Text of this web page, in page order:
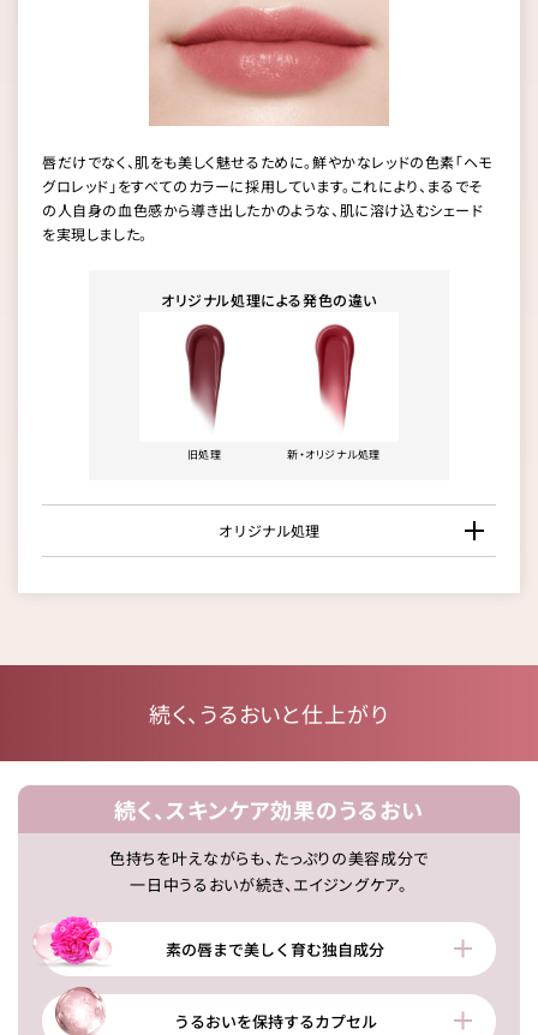
唇だけでなく、肌をも美しく魅せるために。鮮やかなレッドの色素「ヘモ
グロレッド」をすべてのカラーに採用しています。これにより、まるでそ
の人自身の血色感から導き出したかのような、肌に溶け込むシェード
を実現しました。
オリジナル処理による発色の違い
旧処理 新・オリジナル処理
オリジナル処理
続く、うるおいと仕上がり
続く、スキンケア効果のうるおい
色持ちを叶えながらも、たっぷりの美容成分で
一日中うるおいが続き、エイジングケア。
素の唇まで美しく育む独自成分
うるおいを保持するカプセル